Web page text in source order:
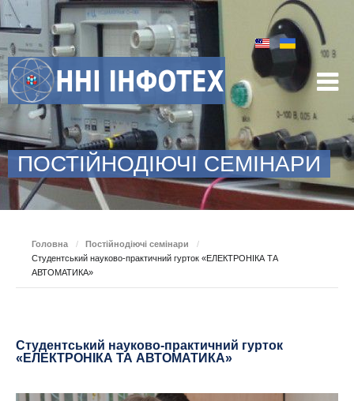
ПОСТІЙНОДІЮЧІ СЕМІНАРИ
Головна / Постійнодіючі семінари
/
Студентський науково-практичний гурток «ЕЛЕКТРОНІКА ТА
АВТОМАТИКА»
Студентський науково-практичний гурток
«ЕЛЕКТРОНІКА ТА АВТОМАТИКА»